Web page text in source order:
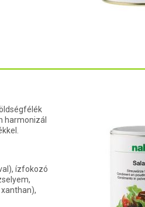
harmonizál
ízfokozó